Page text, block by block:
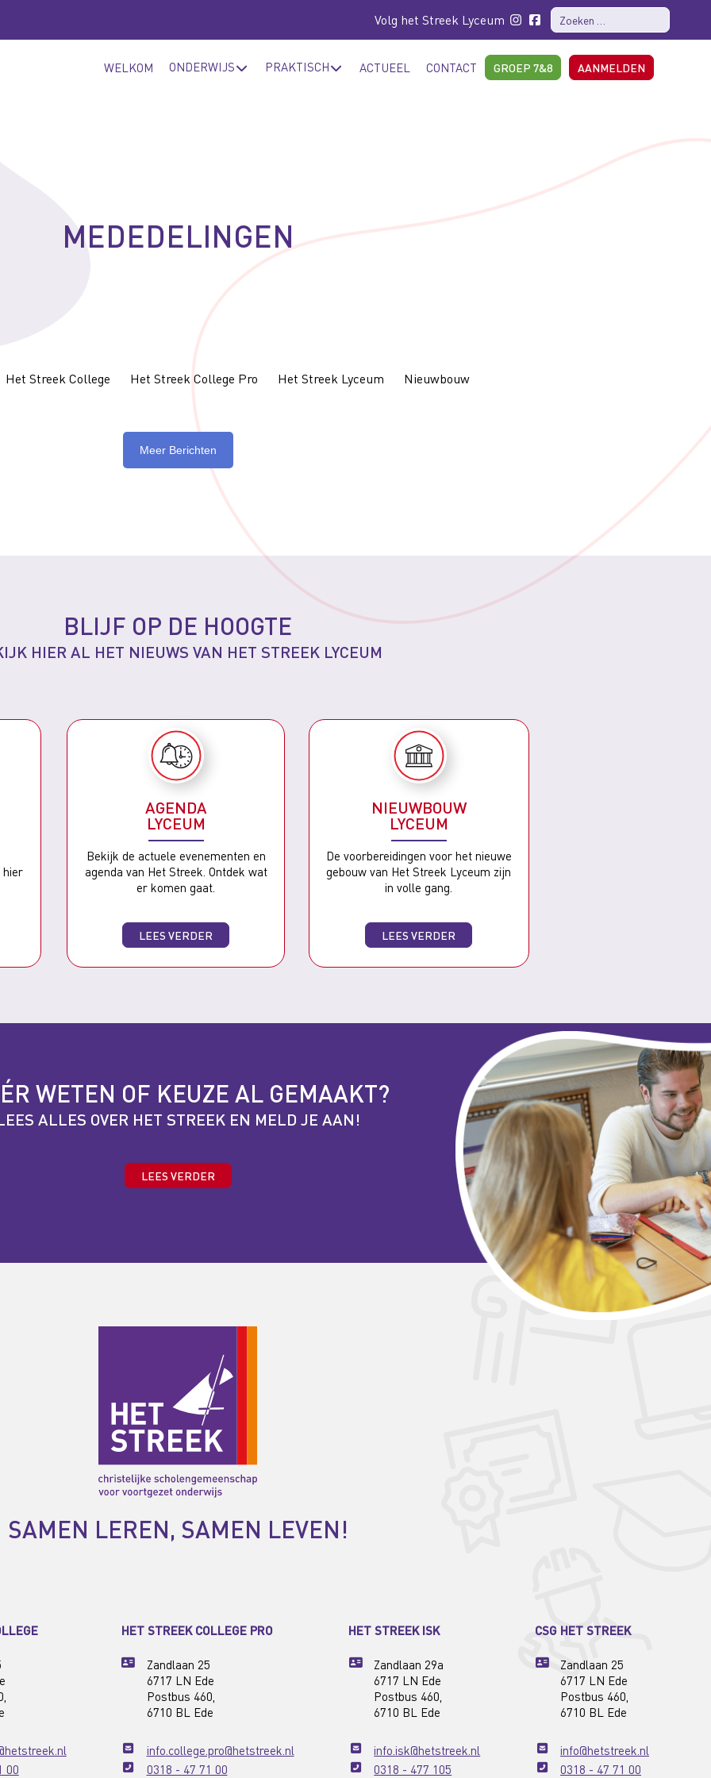
Volg het Streek Lyceum
WELKOM ONDERWIJS PRAKTISCH ACTUEEL CONTACT GROEP 7&8 AANMELDEN
MEDEDELINGEN
Het Streek College Het Streek College Pro Het Streek Lyceum Nieuwbouw
Meer Berichten
BLIJF OP DE HOOGTE
HIER AL HET NIEUWS VAN HET STREEK LYCEUM
hier
AGENDA
LYCEUM
Bekijk de actuele evenementen en
agenda van Het Streek. Ontdek wat
er komen gaat.
LEES VERDER
NIEUWBOUW
LYCEUM
De voorbereidingen voor het nieuwe
gebouw van Het Streek Lyceum zijn
in volle gang.
LEES VERDER
WETEN OF KEUZE AL GEMAAKT?
ALLES OVER HET STREEK EN MELD JE AAN!
LEES VERDER
SAMEN LEREN, SAMEN LEVEN!
00
HET STREEK COLLEGE PRO
Zandlaan 25
6717 LN Ede
Postbus 460,
6710 BL Ede
info.college.pro@hetstreek.nl
0318 - 47 71 00
HET STREEK ISK
Zandlaan 29a
6717 LN Ede
Postbus 460,
6710 BL Ede
info.isk@hetstreek.nl
0318 - 477 105
CSG HET STREEK
Zandlaan 25
6717 LN Ede
Postbus 460,
6710 BL Ede
info@hetstreek.nl
0318 - 47 71 00